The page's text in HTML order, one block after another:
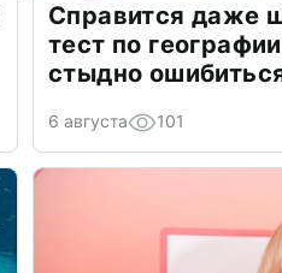
Справится даже
тест по
стыдно
6 августа 101